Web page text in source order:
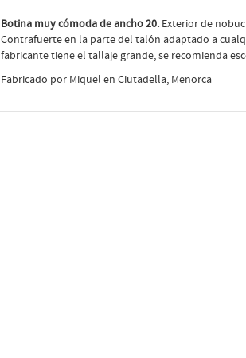
Botina muy cómoda de ancho 20.Exterior de
Contrafuerte en la parte del talón adaptado a
fabricante tiene el tallaje grande, se recomienda
Fabricado por Miquel en Ciutadella, Menorca